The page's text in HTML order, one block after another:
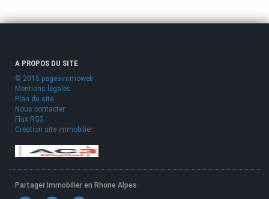
A PROPOS DU SITE
© 2015 pagesimmoweb
Mentions légales
Plan du site
Nous contacter
Flux RSS
Création site immobilier
Partager Immobilier en Rhone Alpes